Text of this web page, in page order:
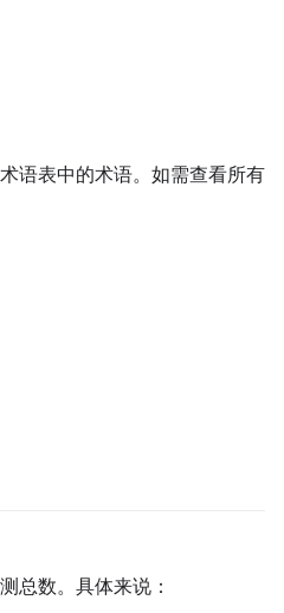
语表中的术语。如需查看所有
总数。具体来说：